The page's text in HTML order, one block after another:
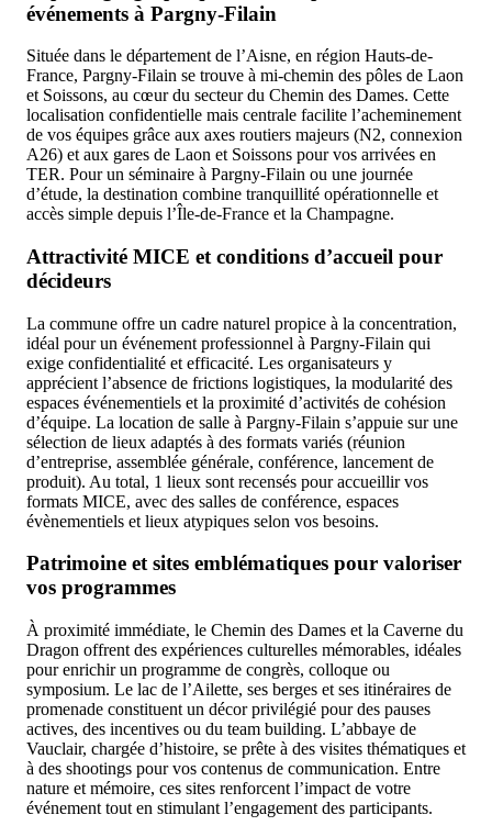
événements à Pargny-Filain
Située dans le département de l’Aisne, en région Hauts-de-
France, Pargny-Filain se trouve à mi-chemin des pôles de Laon
et Soissons, au cœur du secteur du Chemin des Dames. Cette
localisation confidentielle mais centrale facilite l’acheminement
de vos équipes grâce aux axes routiers majeurs (N2, connexion
A26) et aux gares de Laon et Soissons pour vos arrivées en
TER. Pour un séminaire à Pargny-Filain ou une journée
d’étude, la destination combine tranquillité opérationnelle et
accès simple depuis l’Île-de-France et la Champagne.
Attractivité MICE et conditions d’accueil pour
décideurs
La commune offre un cadre naturel propice à la concentration,
idéal pour un événement professionnel à Pargny-Filain qui
exige confidentialité et efficacité. Les organisateurs y
apprécient l’absence de frictions logistiques, la modularité des
espaces événementiels et la proximité d’activités de cohésion
d’équipe. La location de salle à Pargny-Filain s’appuie sur une
sélection de lieux adaptés à des formats variés (réunion
d’entreprise, assemblée générale, conférence, lancement de
produit). Au total, 1 lieux sont recensés pour accueillir vos
formats MICE, avec des salles de conférence, espaces
évènementiels et lieux atypiques selon vos besoins.
Patrimoine et sites emblématiques pour valoriser
vos programmes
À proximité immédiate, le Chemin des Dames et la Caverne du
Dragon offrent des expériences culturelles mémorables, idéales
pour enrichir un programme de congrès, colloque ou
symposium. Le lac de l’Ailette, ses berges et ses itinéraires de
promenade constituent un décor privilégié pour des pauses
actives, des incentives ou du team building. L’abbaye de
Vauclair, chargée d’histoire, se prête à des visites thématiques et
à des shootings pour vos contenus de communication. Entre
nature et mémoire, ces sites renforcent l’impact de votre
événement tout en stimulant l’engagement des participants.